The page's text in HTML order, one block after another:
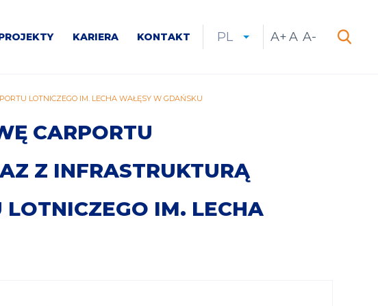
KARIERA KONTAKT
CURRENT
PL
ROZWIŃ
LANGUAGE
A+Increase
A Reset
A- Decrease
SZUKAJ
LOTNICZEGO IM. LECHA WAŁĘSY W GDAŃSKU
CARPORTU
Z INFRASTRUKTURĄ
IM. LECHA